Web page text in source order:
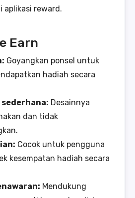
aplikasi reward.
Earn
Goyangkan ponsel untuk
hadiah secara
Desainnya
dan tidak
Cocok untuk pengguna
kesempatan hadiah secara
Mendukung